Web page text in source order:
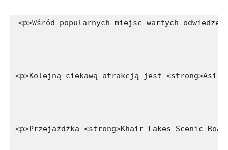
<p>Wśród popularnych miejsc wartych
<p>Kolejną ciekawą atrakcją jest
<p>Przejażdżka <strong>Khair Lakes Scenic